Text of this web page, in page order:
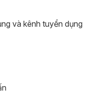
và kênh tuyển dụng